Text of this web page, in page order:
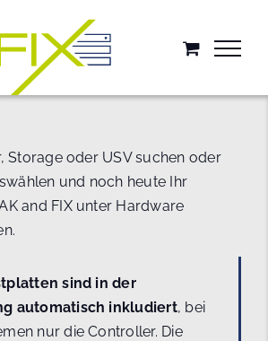
Storage oder USV suchen oder
und noch heute Ihr
and FIX unter Hardware
sind in der
automatisch inkludiert, bei
nur die Controller. Die